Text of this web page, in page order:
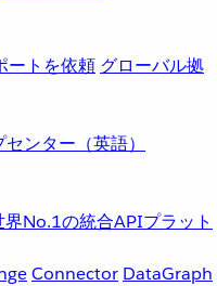
ートを依頼 グローバル拠
ンター（英語）
界No.1の統合APIプラット
Connector DataGraph